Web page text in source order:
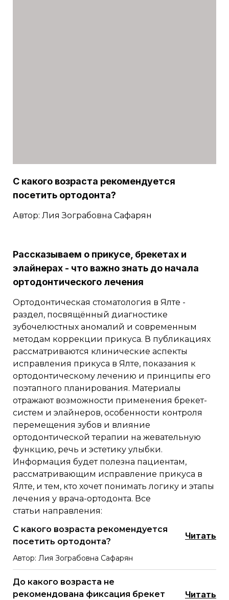
С какого возраста рекомендуется
посетить ортодонта?
Автор: Лия Зограбовна Сафарян
Рассказываем о прикусе, брекетах и
элайнерах - что важно знать до начала
ортодонтического лечения
Ортодонтическая стоматология в Ялте -
раздел, посвящённый диагностике
зубочелюстных аномалий и современным
методам коррекции прикуса. В публикациях
рассматриваются клинические аспекты
исправления прикуса в Ялте, показания к
ортодонтическому лечению и принципы его
поэтапного планирования. Материалы
отражают возможности применения брекет-
систем и элайнеров, особенности контроля
перемещения зубов и влияние
ортодонтической терапии на жевательную
функцию, речь и эстетику улыбки.
Информация будет полезна пациентам,
рассматривающим исправление прикуса в
Ялте, и тем, кто хочет понимать логику и этапы
лечения у врача-ортодонта. Все
статьи направления:
С какого возраста рекомендуется
посетить ортодонта?
Читать
Автор: Лия Зограбовна Сафарян
До какого возраста не
рекомендована фиксация брекет
Читать